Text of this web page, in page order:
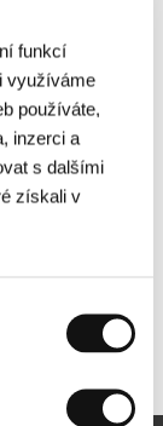
funkcí
využíváme
používáte,
inzerci a
s dalšími
získali v